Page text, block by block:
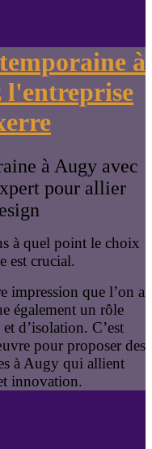
à
l'entreprise
à Augy avec
pour allier
à quel point le choix
est crucial.
impression que l’on a
également un rôle
d’isolation. C’est
pour proposer des
à Augy qui allient
innovation.